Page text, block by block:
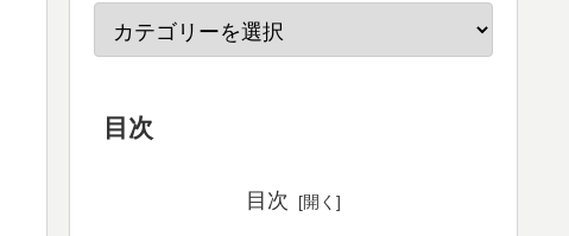
目次
目次